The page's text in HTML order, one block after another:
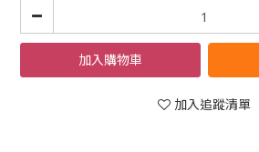
加入購物車
加入追蹤清單